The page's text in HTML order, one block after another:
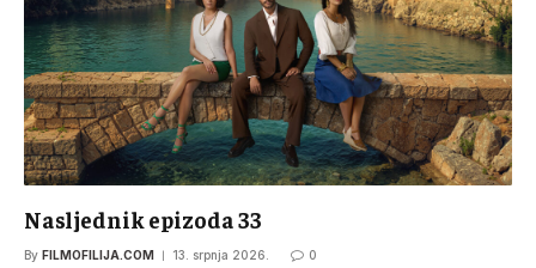
Nasljednik epizoda 33
By FILMOFILIJA.COM 13. srpnja 2026. 0